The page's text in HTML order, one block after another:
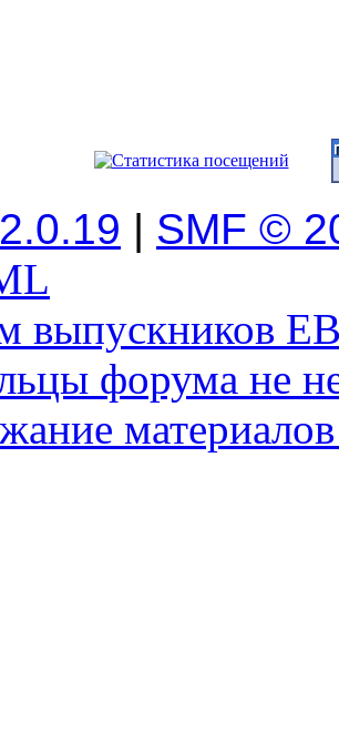
| SMF ©
выпускников
форума не